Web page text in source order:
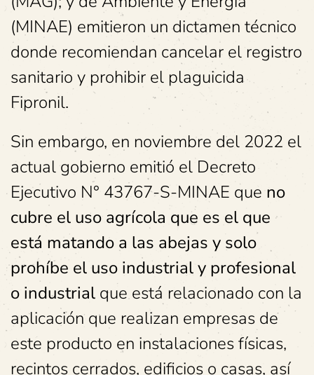
(MINAE) emitieron un dictamen técnico
donde recomiendan cancelar el registro
sanitario y prohibir el plaguicida
Fipronil.
Sin embargo, en noviembre del 2022 el
actual gobierno emitió el Decreto
Ejecutivo N° 43767-S-MINAE que no
cubre el uso agrícola que es el que
está matando a las abejas y solo
prohíbe el uso industrial y profesional
o industrial que está relacionado con la
aplicación que realizan empresas de
este producto en instalaciones físicas,
recintos cerrados, edificios o casas, así